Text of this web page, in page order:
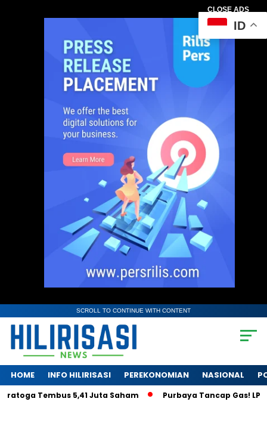
CLOSE ADS
SCROLL TO CONTINUE WITH CONTENT
HOME INFO HILIRISASI PEREKONOMIAN NASIONAL
Tembus 5,41 Juta Saham Purbaya Tancap Gas! LPS
ID